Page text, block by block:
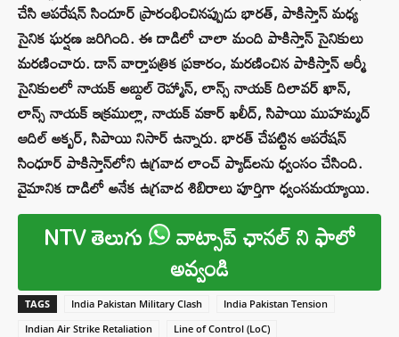
చేసి ఆపరేషన్ సిందూర్ ప్రారంభించినప్పుడు భారత్, పాకిస్తాన్ మధ్య
సైనిక ఘర్షణ జరిగింది. ఈ దాడిలో చాలా మంది పాకిస్తాన్ సైనికులు
మరణించారు. డాన్ వార్తాపత్రిక ప్రకారం, మరణించిన పాకిస్తాన్ ఆర్మీ
సైనికులలో నాయక్ అబ్దుల్ రెహ్మాన్, లాన్స్ నాయక్ దిలావర్ ఖాన్,
లాన్స్ నాయక్ ఇక్రముల్లా, నాయక్ వకార్ ఖలీద్, సిపాయి ముహమ్మద్
ఆదిల్ అక్బర్, సిపాయి నిసార్ ఉన్నారు. భారత్ చేపట్టిన ఆపరేషన్
సింధూర్ పాకిస్తాన్‌లోని ఉగ్రవాద లాంచ్ ప్యాడ్‌లను ధ్వంసం చేసింది.
వైమానిక దాడిలో అనేక ఉగ్రవాద శిబిరాలు పూర్తిగా ధ్వంసమయ్యాయి.
NTV తెలుగు వాట్సాప్ ఛానల్ ని ఫాలో
అవ్వండి
TAGS India Pakistan Military Clash
India Pakistan Tension
Indian Air Strike Retaliation
Line of Control (LoC)